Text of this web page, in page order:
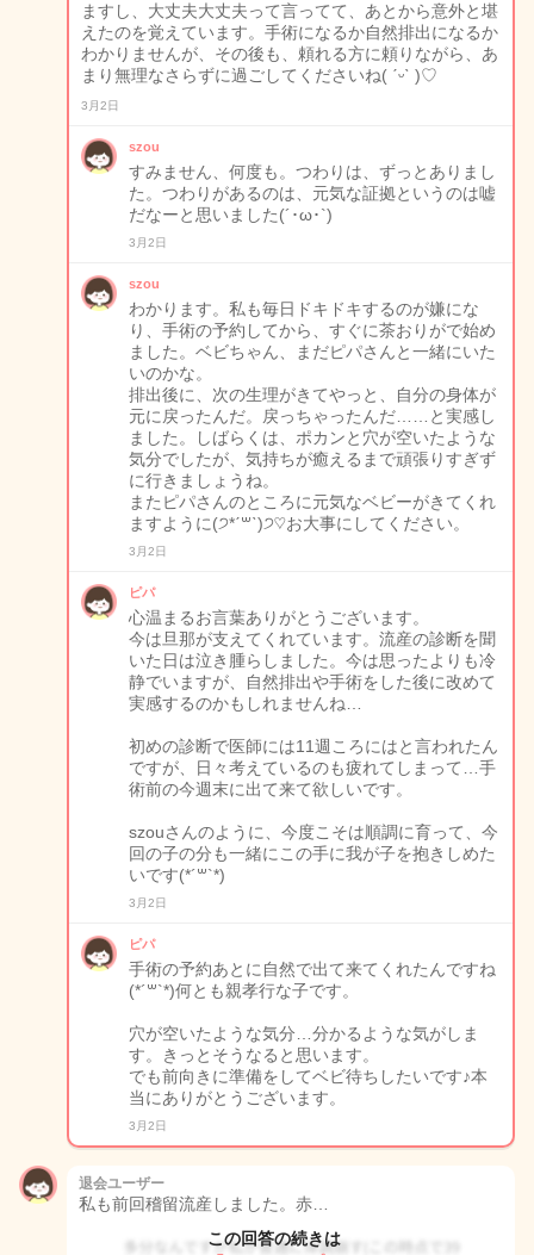
ますし、大丈夫大丈夫って言ってて、あとから意外と堪
えたのを覚えています。手術になるか自然排出になるか
わかりませんが、その後も、頼れる方に頼りながら、あ
まり無理なさらずに過ごしてくださいね( ˊᵕˋ )♡
3月2日
szou
すみません、何度も。つわりは、ずっとありまし
た。つわりがあるのは、元気な証拠というのは嘘
だなーと思いました(´･ω･`)
3月2日
szou
わかります。私も毎日ドキドキするのが嫌にな
り、手術の予約してから、すぐに茶おりがで始め
ました。ベビちゃん、まだピパさんと一緒にいた
いのかな。
排出後に、次の生理がきてやっと、自分の身体が
元に戻ったんだ。戻っちゃったんだ……と実感し
ました。しばらくは、ポカンと穴が空いたような
気分でしたが、気持ちが癒えるまで頑張りすぎず
に行きましょうね。
またピパさんのところに元気なベビーがきてくれ
ますように(੭*ˊ꒳​ˋ)੭♡お大事にしてください。
3月2日
ピパ
心温まるお言葉ありがとうございます。
今は旦那が支えてくれています。流産の診断を聞
いた日は泣き腫らしました。今は思ったよりも冷
静でいますが、自然排出や手術をした後に改めて
実感するのかもしれませんね…
初めの診断で医師には11週ころにはと言われたん
ですが、日々考えているのも疲れてしまって…手
術前の今週末に出て来て欲しいです。
szouさんのように、今度こそは順調に育って、今
回の子の分も一緒にこの手に我が子を抱きしめた
いです(*´꒳`*)
3月2日
ピパ
手術の予約あとに自然で出て来てくれたんですね
(*´꒳`*)何とも親孝行な子です。
穴が空いたような気分…分かるような気がしま
す。きっとそうなると思います。
でも前向きに準備をしてベビ待ちしたいです♪本
当にありがとうございます。
3月2日
退会ユーザー
私も前回稽留流産しました。赤…
この回答の続きは